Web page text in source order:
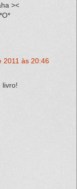
><
2011 às 20:46
livro!